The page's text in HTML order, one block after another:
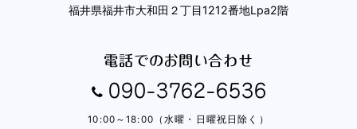
福井県福井市大和田２丁目1212番地Lpa2階
電話でのお問い合わせ
090-3762-6536
10:00～18:00（水曜・日曜祝日除く）